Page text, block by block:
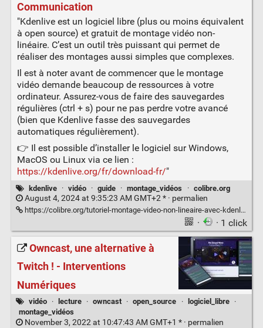
Communication
"Kdenlive est un logiciel libre (plus ou moins équivalent
à open source) et gratuit de montage vidéo non-
linéaire. C’est un outil très puissant qui permet de
réaliser des montages aussi simples que complexes.
Il est à noter avant de commencer que le montage
vidéo demande beaucoup de ressources à votre
ordinateur. Assurez-vous de faire des sauvegardes
régulières (ctrl + s) pour ne pas perdre votre avancé
(bien que Kdenlive fasse des sauvegardes
automatiques régulièrement).
👉 Il est possible d’installer le logiciel sur Windows,
MacOS ou Linux via ce lien :
https://kdenlive.org/fr/download-fr/"
kdenlive · vidéo · guide · montage_vidéos · colibre.org
August 4, 2024 at 9:35:23 AM GMT+2 * · permalien
https://colibre.org/tutoriel-montage-video-non-lineaire-avec-kdenlive/
· · 1 click
Owncast, une alternative à
Twitch ! - Interventions
Numériques
vidéo · lecture · owncast · open_source · logiciel_libre
·
montage_vidéos
November 3, 2022 at 10:47:43 AM GMT+1 * · permalien